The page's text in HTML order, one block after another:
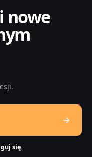
nowe
się